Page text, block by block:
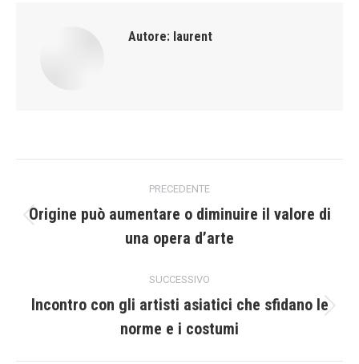
Autore: laurent
tra
PRECEDENTE
precedente:
Origine può aumentare o diminuire il valore di
una opera d’arte
SUCCESSIVO
post:
Incontro con gli artisti asiatici che sfidano le
norme e i costumi